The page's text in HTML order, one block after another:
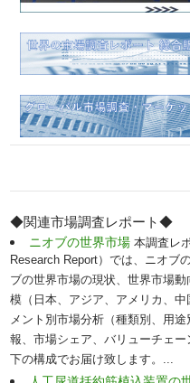
◆関連市場調査レポート◆
ニオブの世界市場本調査レ
Research Report）では、ニオブ
ブの世界市場の現状、世界市場
模（日本、アジア、アメリカ、
メント別市場分析（種類別、用
報、市場シェア、バリューチェ
下の構成でお届け致します。...